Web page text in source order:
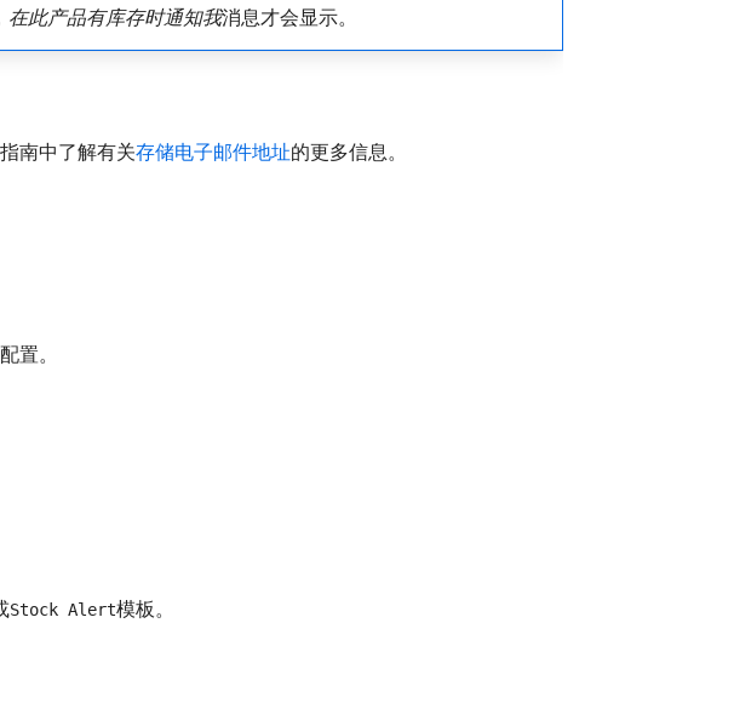
在此产品有库存时通知我​消息才会显示。
南中了解有关存储电子邮件地址的更多信息。
置。
Stock Alert模板。